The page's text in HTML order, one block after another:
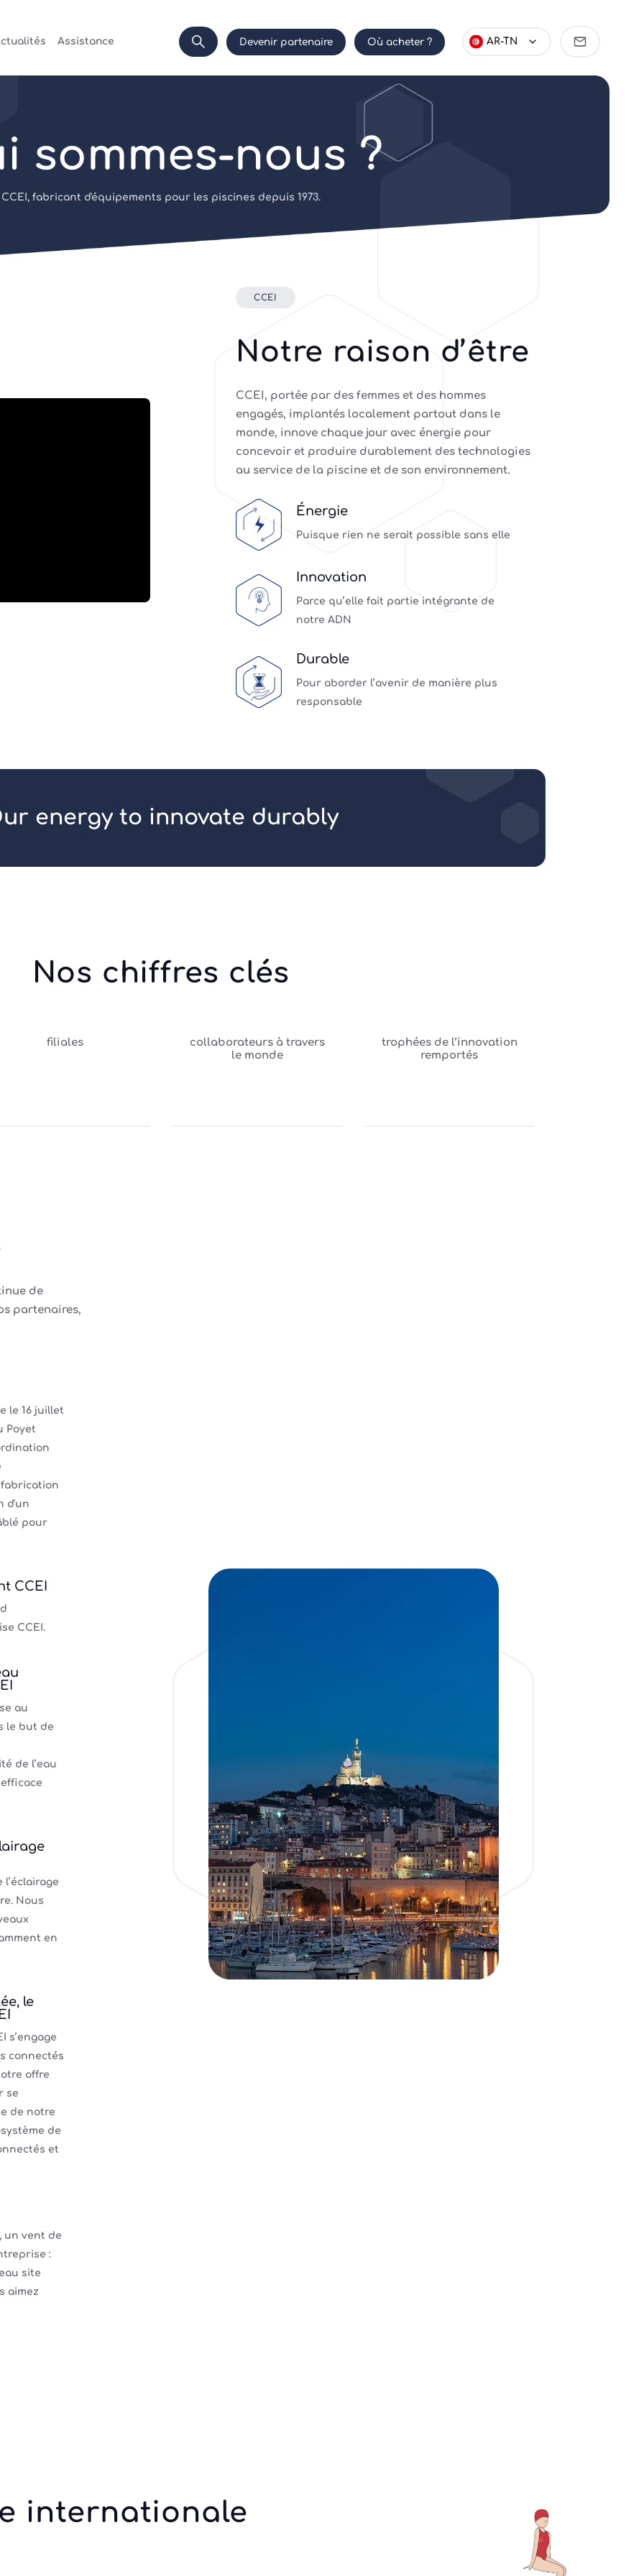
Assistance Devenir partenaire Où acheter ? AR-TN
sommes-nous ?
CCEI, fabricant d'équipements pour les piscines depuis 1973.
CCEI
Notre raison d’être
CCEI, portée par des femmes et des hommes
engagés, implantés localement partout dans le
monde, innove chaque jour avec énergie pour
concevoir et produire durablement des technologies
au service de la piscine et de son environnement.
Énergie
Puisque rien ne serait possible sans elle
Innovation
Parce qu’elle fait partie intégrante de
notre ADN
Durable
Pour aborder l’avenir de manière plus
responsable
energy to innovate durably
Nos chiffres clés
filiales
collaborateurs à travers
le monde
trophées de l’innovation
remportés
de
partenaires,
le 16 juillet
Poyet
d'un
pour
CCEI
CCEI.
au
le but de
de l’eau
l’éclairage
Nous
en
le
s’engage
connectés
offre
se
de notre
de
et
un vent de
:
site
aimez
internationale